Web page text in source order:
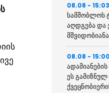
08.08 -
სამშობლოს
აღდგება და
08.08 -
ეს